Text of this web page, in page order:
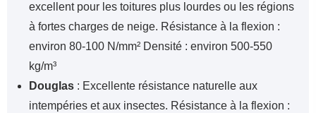
excellent pour les toitures plus lourdes ou les régions
à fortes charges de neige. Résistance à la flexion :
environ 80-100 N/mm² Densité : environ 500-550
kg/m³
Douglas : Excellente résistance naturelle aux
intempéries et aux insectes. Résistance à la flexion :